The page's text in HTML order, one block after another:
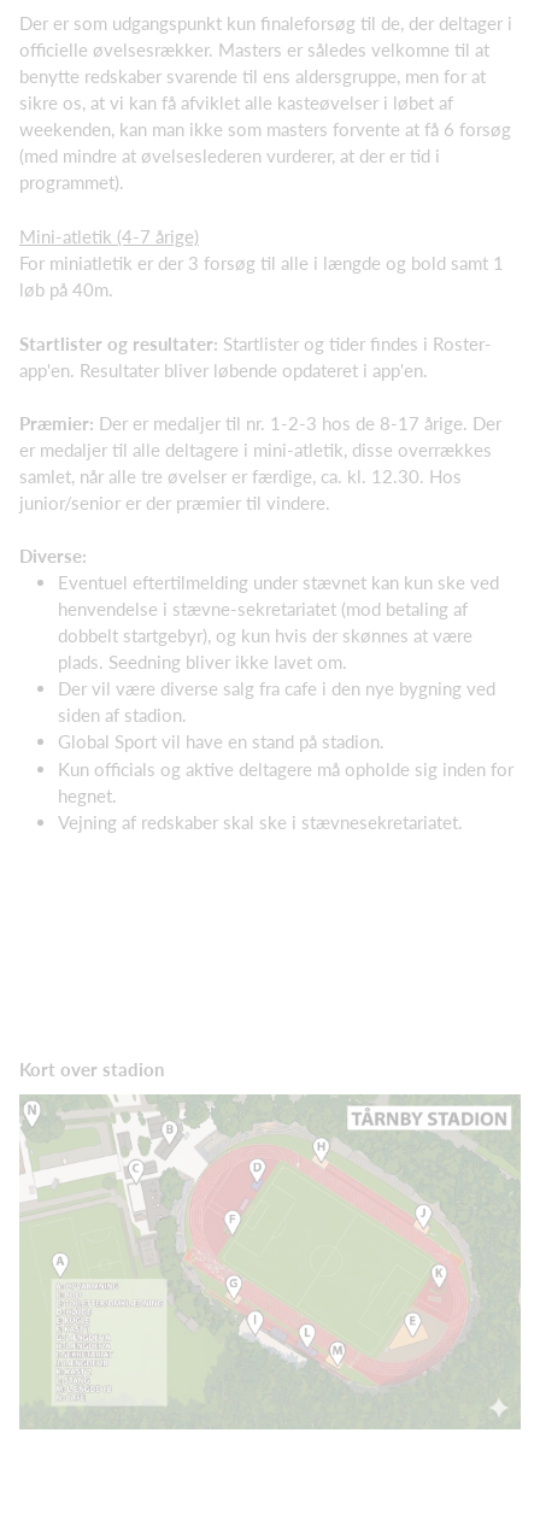
Der er som udgangspunkt kun finaleforsøg til de, der deltager i
officielle øvelsesrækker. Masters er således velkomne til at
benytte redskaber svarende til ens aldersgruppe, men for at
sikre os, at vi kan få afviklet alle kasteøvelser i løbet af
weekenden, kan man ikke som masters forvente at få 6 forsøg
(med mindre at øvelseslederen vurderer, at der er tid i
programmet).
Mini-atletik (4-7 årige)
For miniatletik er der 3 forsøg til alle i længde og bold samt 1
løb på 40m.
Startlister og resultater: Startlister og tider findes i Roster-
app'en. Resultater bliver løbende opdateret i app'en.
Præmier: Der er medaljer til nr. 1-2-3 hos de 8-17 årige. Der
er medaljer til alle deltagere i mini-atletik, disse overrækkes
samlet, når alle tre øvelser er færdige, ca. kl. 12.30. Hos
junior/senior er der præmier til vindere.
Diverse:
Eventuel eftertilmelding under stævnet kan kun ske ved
henvendelse i stævne-sekretariatet (mod betaling af
dobbelt startgebyr), og kun hvis der skønnes at være
plads. Seedning bliver ikke lavet om.
Der vil være diverse salg fra cafe i den nye bygning ved
siden af stadion.
Global Sport vil have en stand på stadion.
Kun officials og aktive deltagere må opholde sig inden for
hegnet.
Vejning af redskaber skal ske i stævnesekretariatet.
Kort over stadion